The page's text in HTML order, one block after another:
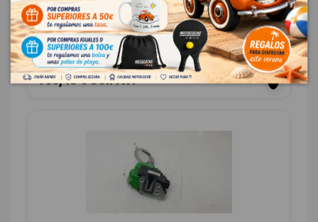
SSANGYONG TIVOLI URBAN 4X2
OEM:7896A35220
ID:1349680
88,00 € Sin IVA
106,48 € Con IVA